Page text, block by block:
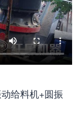
给料机+圆振